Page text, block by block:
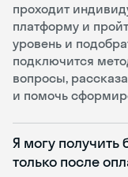
проходит
платформу и
уровень и
подключится
вопросы,
и помочь
Я могу
только после